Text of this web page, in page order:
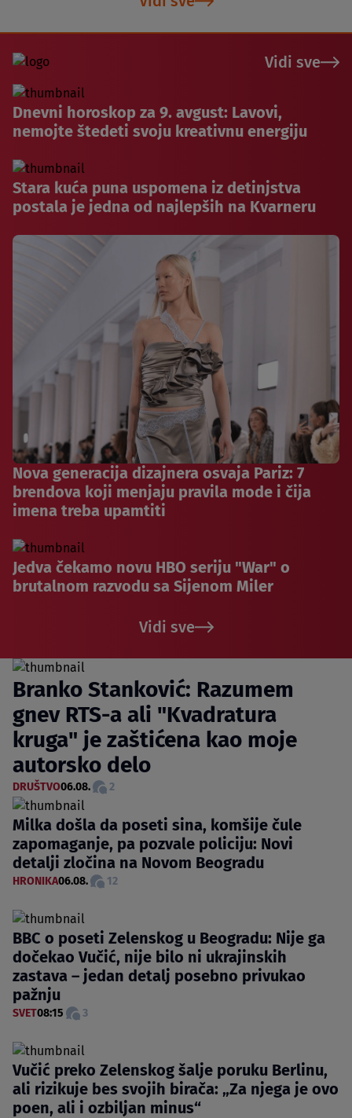
Vidi sve
Dnevni horoskop za 9. avgust: Lavovi,
nemojte štedeti svoju kreativnu energiju
Stara kuća puna uspomena iz detinjstva
postala je jedna od najlepših na Kvarneru
Nova generacija dizajnera osvaja Pariz: 7
brendova koji menjaju pravila mode i čija
imena treba upamtiti
Jedva čekamo novu HBO seriju "War" o
brutalnom razvodu sa Sijenom Miler
Vidi sve
Branko Stanković: Razumem
gnev RTS-a ali "Kvadratura
kruga" je zaštićena kao moje
autorsko delo
DRUŠTVO06.08. 2
Milka došla da poseti sina, komšije čule
zapomaganje, pa pozvale policiju: Novi
detalji zločina na Novom Beogradu
HRONIKA06.08. 12
BBC o poseti Zelenskog u Beogradu: Nije ga
dočekao Vučić, nije bilo ni ukrajinskih
zastava – jedan detalj posebno privukao
pažnju
SVET08:15 3
Vučić preko Zelenskog šalje poruku Berlinu,
ali rizikuje bes svojih birača: „Za njega je ovo
poen, ali i ozbiljan minus“